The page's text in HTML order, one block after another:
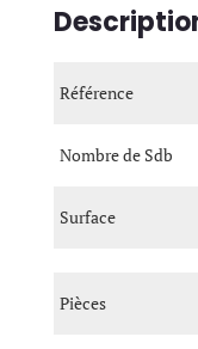
Référence
Nombre de Sdb
Surface
Pièces